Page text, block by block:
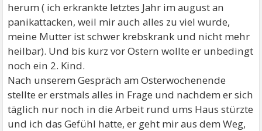
herum ( ich erkrankte letztes Jahr im august an
panikattacken, weil mir auch alles zu viel wurde,
meine Mutter ist schwer krebskrank und nicht mehr
heilbar). Und bis kurz vor Ostern wollte er unbedingt
noch ein 2. Kind.
Nach unserem Gespräch am Osterwochenende
stellte er erstmals alles in Frage und nachdem er sich
täglich nur noch in die Arbeit rund ums Haus stürzte
und ich das Gefühl hatte, er geht mir aus dem Weg,